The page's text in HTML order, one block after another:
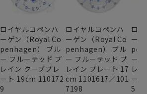
ロイヤルコペンハ
ーゲン（Royal Co
penhagen） ブル
ー フルーテッド プ
レイン クーププレ
ート 19cm 110172
9
ロイヤルコペンハ
ーゲン（Royal Co
penhagen） ブル
ー フルーテッド プ
レイン プレート 17
cm 1101617／101
7198
ロ
ー
ー
レ
ー
5